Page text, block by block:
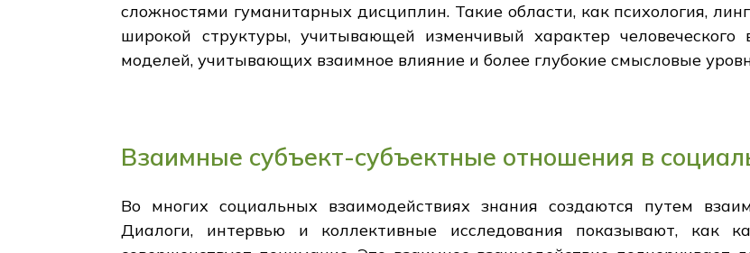
сложностями гуманитарных дисциплин. Такие области, как психология,
широкой структуры, учитывающей изменчивый характер человеческого
моделей, учитывающих взаимное влияние и более глубокие смысловые
Взаимные субъект-субъектные отношения в
Во многих социальных взаимодействиях знания создаются путем
Диалоги, интервью и коллективные исследования показывают, как